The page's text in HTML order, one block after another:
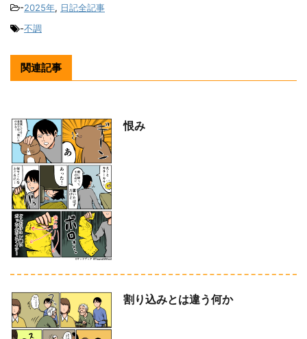
-2025年, 日記全記事
-不調
関連記事
恨み
割り込みとは違う何か